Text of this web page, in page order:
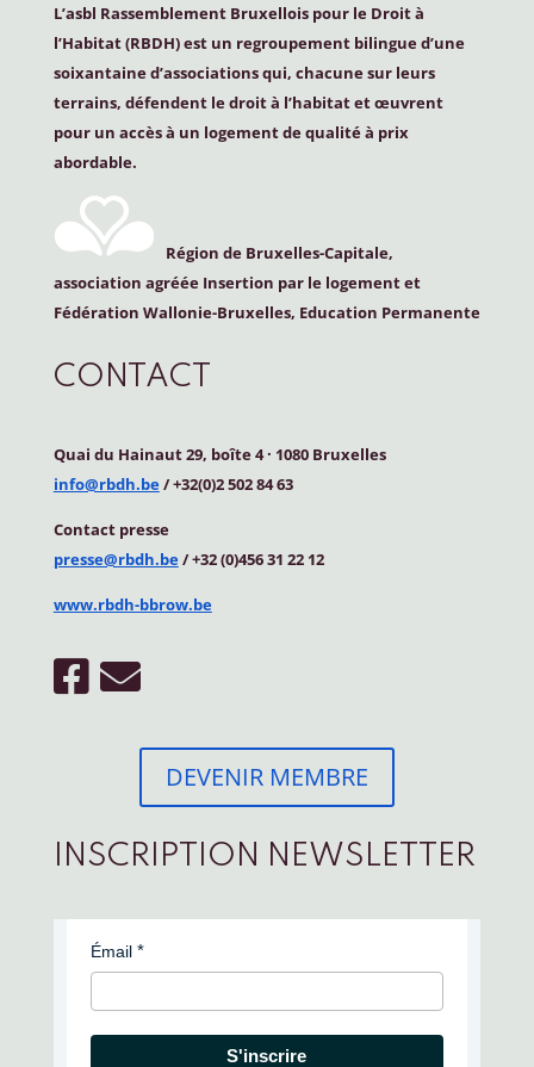
L’asbl Rassemblement Bruxellois pour le Droit à
l’Habitat (RBDH) est un regroupement bilingue d’une
soixantaine d’associations qui, chacune sur leurs
terrains, défendent le droit à l’habitat et œuvrent
pour un accès à un logement de qualité à prix
abordable.
Région de Bruxelles-Capitale,
association agréée Insertion par le logement et
Fédération Wallonie-Bruxelles, Education Permanente
CONTACT
Quai du Hainaut 29, boîte 4· 1080 Bruxelles
info@rbdh.be/ +32(0)2 502 84 63
Contact presse
presse@rbdh.be/ +32 (0)456 31 22 12
www.rbdh-bbrow.be
DEVENIR MEMBRE
INSCRIPTION NEWSLETTER
Émail
S'inscrire